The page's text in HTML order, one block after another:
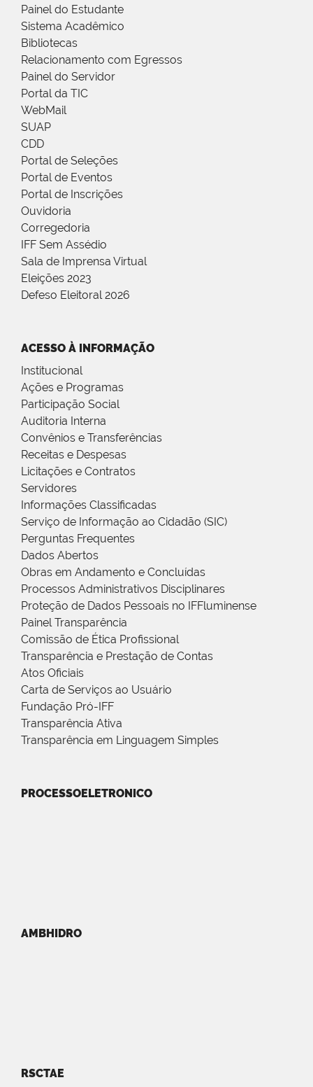
Painel do Estudante
Sistema Acadêmico
Bibliotecas
Relacionamento com Egressos
Painel do Servidor
Portal da TIC
WebMail
SUAP
CDD
Portal de Seleções
Portal de Eventos
Portal de Inscrições
Ouvidoria
Corregedoria
IFF Sem Assédio
Sala de Imprensa Virtual
Eleições 2023
Defeso Eleitoral 2026
ACESSO À INFORMAÇÃO
Institucional
Ações e Programas
Participação Social
Auditoria Interna
Convênios e Transferências
Receitas e Despesas
Licitações e Contratos
Servidores
Informações Classificadas
Serviço de Informação ao Cidadão (SIC)
Perguntas Frequentes
Dados Abertos
Obras em Andamento e Concluídas
Processos Administrativos Disciplinares
Proteção de Dados Pessoais no IFFluminense
Painel Transparência
Comissão de Ética Profissional
Transparência e Prestação de Contas
Atos Oficiais
Carta de Serviços ao Usuário
Fundação Pró-IFF
Transparência Ativa
Transparência em Linguagem Simples
PROCESSOELETRONICO
AMBHIDRO
RSCTAE